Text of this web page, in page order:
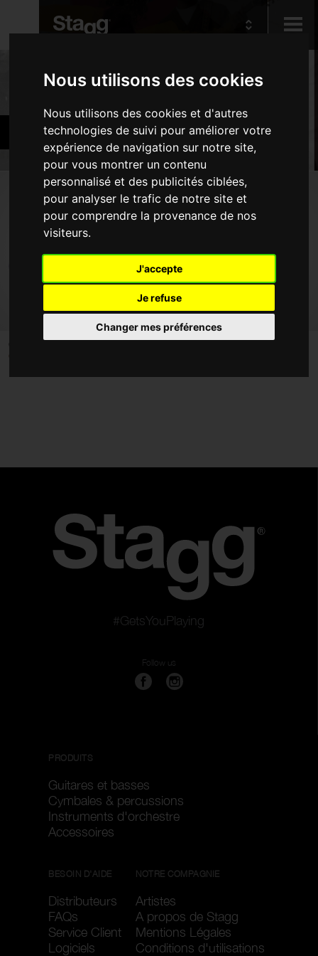
Nous utilisons des cookies
Nous utilisons des cookies et d'autres
technologies de suivi pour améliorer votre
expérience de navigation sur notre site,
pour vous montrer un contenu
personnalisé et des publicités ciblées,
pour analyser le trafic de notre site et
pour comprendre la provenance de nos
visiteurs.
J'accepte
Je refuse
Changer mes préférences
Kids
Audio &
Lighting
Produits
Instruments d'orchestre
Produits
Instruments à vent - Bois
Instruments à vent divers
Instruments à cordes
Banquettes et tabourets de piano
Ocarinas
Sifflets
Réinitialister les filtres Appliquer les filtres
OCA-PL BL
#GetsYouPlaying
Follow us
PRODUITS
Guitares et basses
Cymbales & percussions
Instruments d'orchestre
Accessoires
BESOIN D'AIDE
Distributeurs
FAQs
Service Client
Logiciels
NOTRE COMPAGNIE
Artistes
A propos de Stagg
Mentions Légales
Conditions d'utilisations